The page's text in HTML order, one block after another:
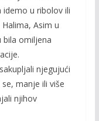
idemo u ribolov ili
Asim u
bila omiljena
njegujući
manje ili više
njihov